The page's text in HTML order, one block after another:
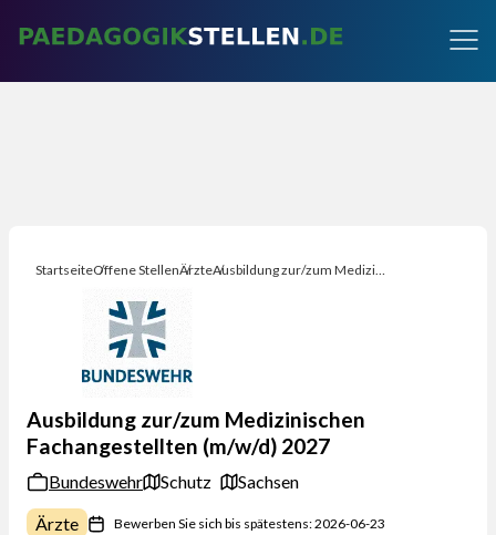
StartseiteOffene StellenÄrzte Ausbildung zur/zum Medizinischen Fachangestellten (m/w/d) 2027
Ausbildung zur/zum Medizinischen
Fachangestellten (m/w/d) 2027
Bundeswehr Schutz
Sachsen
Ärzte
Bewerben Sie sich bis spätestens: 2026-06-23